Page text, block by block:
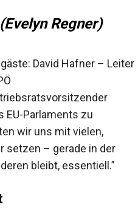
Regner)
David Hafner – Leiter
EU-Parlaments zu
wir uns mit vielen,
setzen – gerade in der
bleibt, essentiell.”